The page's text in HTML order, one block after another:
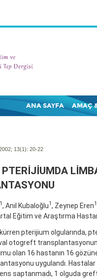
ANA SAYFA AMAÇ
13(1): 20-22
PTERİJİUMDA
, Anıl Kubaloğlu1 , Zeynep Eren1
Eğitim ve Araştırma
pterijium olgularında,
otogreft
olan 16 hastanın 16
uygulandı.
saptanmadı, 1 olguda